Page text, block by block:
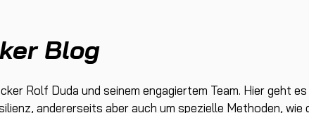
Blog
Rolf Duda und seinem engagiertem Team. Hier geht
andererseits aber auch um spezielle Methoden, wie